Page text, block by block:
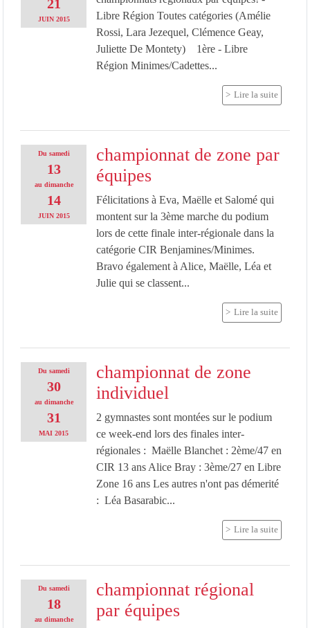
21
JUIN 2015
Libre Région Toutes catégories (Amélie
Rossi, Lara Jezequel, Clémence Geay,
Juliette De Montety) 1ère - Libre
Région Minimes/Cadettes...
Lire la suite
Du samedi
13
au dimanche
14
JUIN 2015
championnat de zone par
équipes
Félicitations à Eva, Maëlle et Salomé qui
montent sur la 3ème marche du podium
lors de cette finale inter-régionale dans la
catégorie CIR Benjamines/Minimes.
Bravo également à Alice, Maëlle, Léa et
Julie qui se classent...
Lire la suite
Du samedi
30
au dimanche
31
MAI 2015
championnat de zone
individuel
2 gymnastes sont montées sur le podium
ce week-end lors des finales inter-
régionales : Maëlle Blanchet : 2ème/47 en
CIR 13 ans Alice Bray : 3ème/27 en Libre
Zone 16 ans Les autres n'ont pas démerité
: Léa Basarabic...
Lire la suite
Du samedi
18
au dimanche
championnat régional
par équipes